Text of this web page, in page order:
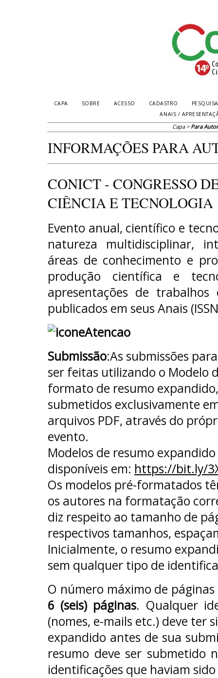
CAPA SOBRE ACESSO CADASTRO
PESQUISA
ANAIS /
Capa> Para
INFORMAÇÕES PARA
CONICT - CONGRESSO
CIÊNCIA E TECNOLOGIA
Evento anual, científico e
natureza multidisciplinar,
áreas de conhecimento e
produção científica e
apresentações de trabalhos
publicados em seus Anais
Submissão:As submissões
ser feitas utilizando o Modelo
formato de resumo
submetidos exclusivamente
arquivos PDF, através do
evento.
Modelos de resumo
disponíveis em: https://bit.ly/
Os modelos pré-formatados
os autores na formatação
diz respeito ao tamanho de
respectivos tamanhos,
Inicialmente, o resumo
sem qualquer tipo de
O número máximo de
6 (seis) páginas. Qualquer
(nomes, e-mails etc.) deve ter
expandido antes de sua
resumo deve ser submetido
identificações que haviam